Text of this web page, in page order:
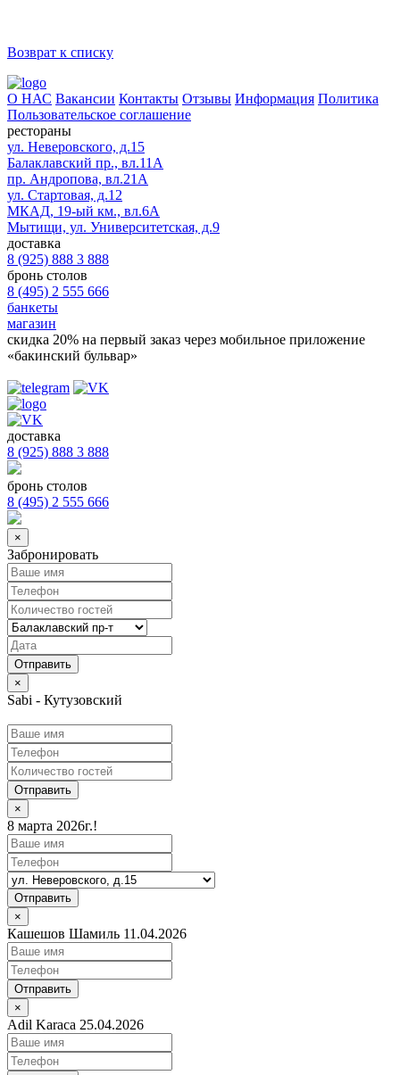
Возврат к списку
О НАС Вакансии Контакты Отзывы Информация Политика
Пользовательское соглашение
рестораны
ул. Неверовского, д.15
Балаклавский пр., вл.11А
пр. Андропова, вл.21А
ул. Стартовая, д.12
МКАД, 19-ый км., вл.6А
Мытищи, ул. Университетская, д.9
доставка
8 (925) 888 3 888
бронь столов
8 (495) 2 555 666
банкеты
магазин
скидка 20% на первый заказ через мобильное приложение
«бакинский бульвар»
доставка
8 (925) 888 3 888
бронь столов
8 (495) 2 555 666
×
Забронировать
×
Sabi - Кутузовский
Отправить
×
8 марта 2026г.!
Отправить
×
Кашешов Шамиль 11.04.2026
Отправить
×
Adil Karaca 25.04.2026